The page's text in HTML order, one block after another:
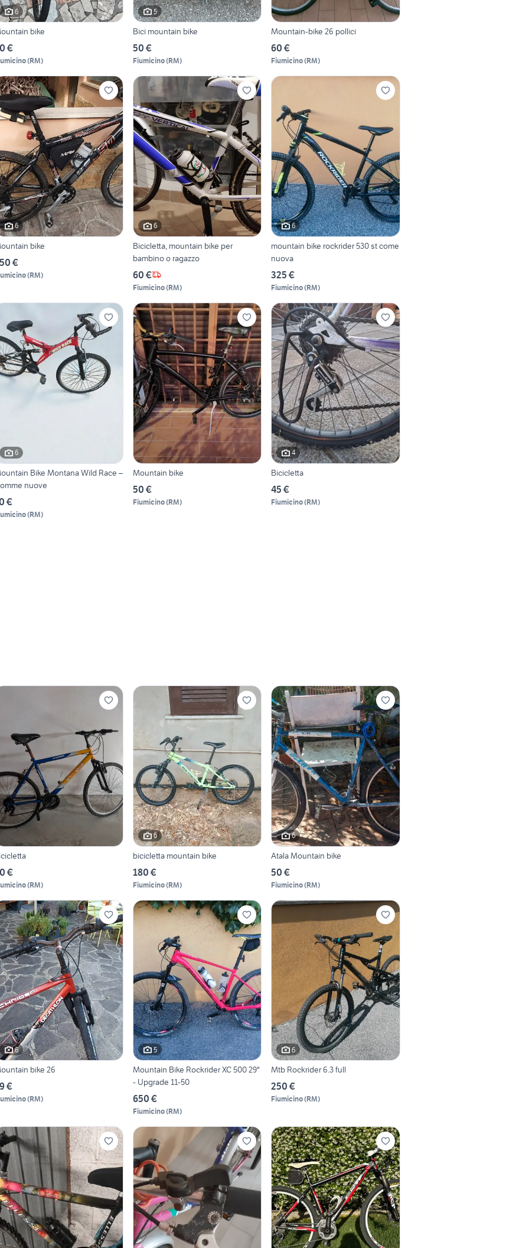
6
bike
€
(RM)
5
Bici mountain bike
50 €
Fiumicino(RM)
Mountain-bike 26 pollici
60 €
Fiumicino(RM)
6
bike
€
(RM)
6
Bicicletta, mountain bike per
bambino o ragazzo
60 €
Fiumicino(RM)
6
mountain bike rockrider 530 st come
nuova
325 €
Fiumicino(RM)
6
Bike Montana Wild Race –
nuove
€
(RM)
Mountain bike
50 €
Fiumicino(RM)
4
Bicicletta
45 €
Fiumicino(RM)
€
(RM)
6
bicicletta mountain bike
180 €
Fiumicino(RM)
6
Atala Mountain bike
50 €
Fiumicino(RM)
6
bike 26
€
(RM)
5
Mountain Bike Rockrider XC 500 29"
- Upgrade 11-50
650 €
Fiumicino(RM)
6
Mtb Rockrider 6.3 full
250 €
Fiumicino(RM)